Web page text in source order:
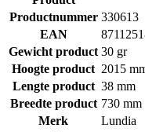
Productnummer 330613
EAN
Gewicht product 30 gr
Hoogte product 2015
Lengte product 38 mm
Breedte product 730 mm
Merk
Lundia